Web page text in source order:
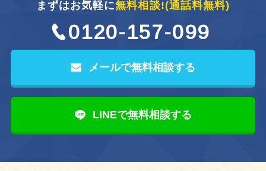
まずはお気軽に無料相談!(通話料無料)
0120-157-099
メールで無料相談する
LINEで無料相談する